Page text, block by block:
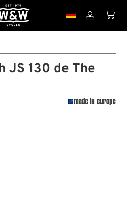
 
JS 130 de The